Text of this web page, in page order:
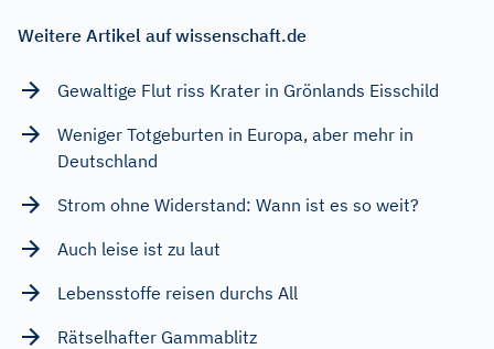
Weitere Artikel auf wissenschaft.de
Gewaltige Flut riss Krater in Grönlands Eisschild
Weniger Totgeburten in Europa, aber mehr in
Deutschland
Strom ohne Widerstand: Wann ist es so weit?
Auch leise ist zu laut
Lebensstoffe reisen durchs All
Rätselhafter Gammablitz